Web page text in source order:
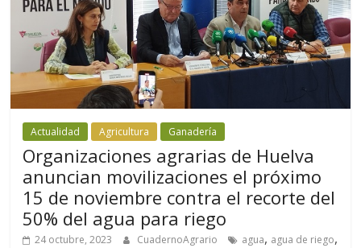
Actualidad Agricultura Ganadería
Organizaciones agrarias de Huelva
anuncian movilizaciones el próximo
15 de noviembre contra el recorte del
50% del agua para riego
24 octubre, 2023 CuadernoAgrario agua, agua de riego,